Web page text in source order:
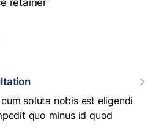
soluta nobis est eligendi
quo minus id quod